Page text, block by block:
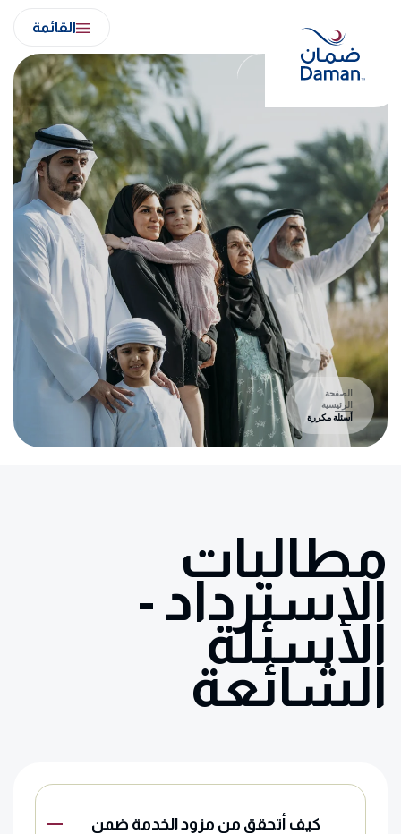
content
القائمة
الصفحة
الرئيسية
أسئلة مكررة
مطالبات
الاسترداد -
الأسئلة
الشائعة
كيف أتحقق من مزود الخدمة ضمن